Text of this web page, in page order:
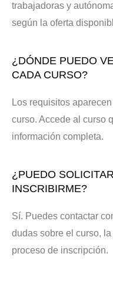
trabajadoras y
según la oferta
¿DÓNDE PUEDO
CADA CURSO?
Los requisitos
curso. Accede al curso
información completa.
¿PUEDO
INSCRIBIRME?
Sí. Puedes contactar
dudas sobre el curso,
proceso de inscripción.